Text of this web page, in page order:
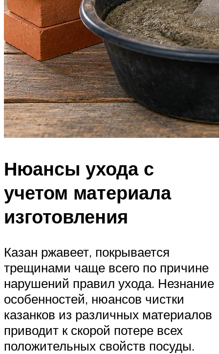
Нюансы ухода с
учетом материала
изготовления
Казан ржавеет, покрывается
трещинами чаще всего по причине
нарушений правил ухода. Незнание
особенностей, нюансов чистки
казанков из различных материалов
приводит к скорой потере всех
положительных свойств посуды.